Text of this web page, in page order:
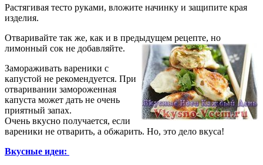
Растягивая тесто руками, вложите начинку и защипите края
изделия.
Отваривайте так же, как и в предыдущем рецепте, но
лимонный сок не добавляйте.
Замораживать вареники с
капустой не рекомендуется. При
отваривании замороженная
капуста может дать не очень
приятный запах.
Очень вкусно получается, если
вареники не отварить, а обжарить. Но, это дело вкуса!
Вкусные идеи: